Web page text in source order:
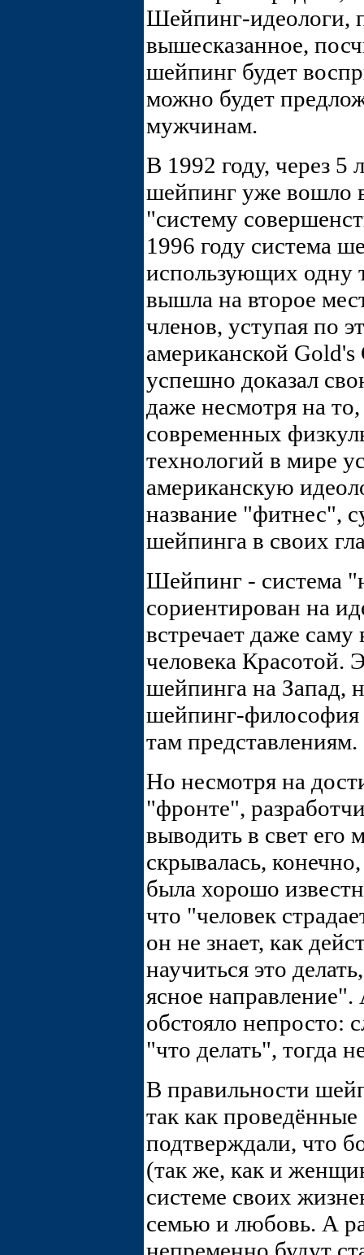
Шейпинг-идеологи,
вышесказанное,
шейпинг будет
можно будет
мужчинам.
В 1992 году, через 5
шейпинг уже вошло
"систему
1996 году система
использующих
вышла на второе
членов, уступая по
американской
успешно доказал
даже несмотря на
современных
технологий в мире
американскую
название "фитнес",
шейпинга в своих
Шейпинг - система
сориентирован на
встречает даже
человека Красотой.
шейпинга на Запад,
шейпинг-философия
там представлениям.
Hо несмотря на
"фронте",
выводить в свет его
скрывалась,
была хорошо
что "человек
он не знает, как
научиться это
ясное
обстояло непросто:
"что делать", тогда
В правильности
так как
подтверждали, что
(так же, как и
системе своих
семью и любовь. А